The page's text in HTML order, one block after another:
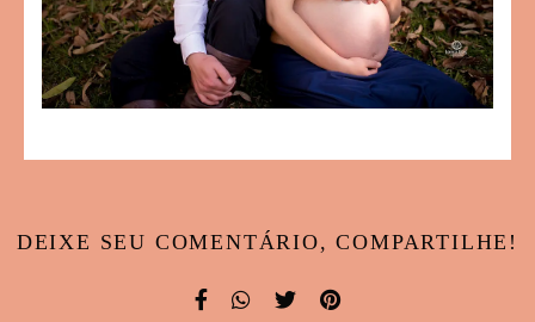
DEIXE SEU COMENTÁRIO, COMPARTILHE!